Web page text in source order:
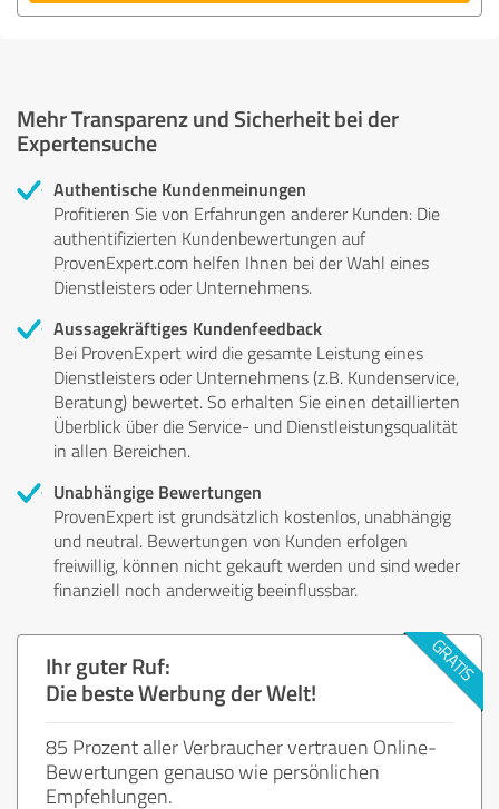
Mehr Transparenz und Sicherheit bei der
Expertensuche
Authentische Kundenmeinungen
Profitieren Sie von Erfahrungen anderer Kunden: Die
authentifizierten Kundenbewertungen auf
ProvenExpert.com helfen Ihnen bei der Wahl eines
Dienstleisters oder Unternehmens.
Aussagekräftiges Kundenfeedback
Bei ProvenExpert wird die gesamte Leistung eines
Dienstleisters oder Unternehmens (z.B. Kundenservice,
Beratung) bewertet. So erhalten Sie einen detaillierten
Überblick über die Service- und Dienstleistungsqualität
in allen Bereichen.
Unabhängige Bewertungen
ProvenExpert ist grundsätzlich kostenlos, unabhängig
und neutral. Bewertungen von Kunden erfolgen
freiwillig, können nicht gekauft werden und sind weder
finanziell noch anderweitig beeinflussbar.
Ihr guter Ruf:
Die beste Werbung der Welt!
85 Prozent aller Verbraucher vertrauen Online-
Bewertungen genauso wie persönlichen
Empfehlungen.